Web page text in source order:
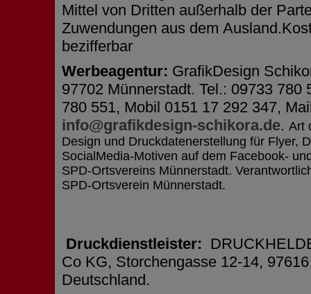
Mittel von Dritten außerhalb der
Zuwendungen aus dem
bezifferbar
Werbeagentur: GrafikDesign
97702 Münnerstadt. Tel.: 09733
780 551, Mobil 0151 17 292 347,
info@grafikdesign-schikora.de. Art
Design und Druckdatenerstellung für Flyer,
SocialMedia-Motiven auf dem Facebook-
SPD-Ortsvereins Münnerstadt.
SPD-Ortsverein Münnerstadt.
Druckdienstleister:
Co KG, Storchengasse 12-14,
Deutschland.